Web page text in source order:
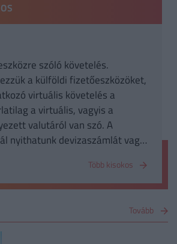
szóló követelés.
a külföldi fizetőeszközöket,
virtuális követelés a
a virtuális, vagyis a
valutáról van szó. A
nyithatunk devizaszámlát vagy
Több kisokos
Tovább